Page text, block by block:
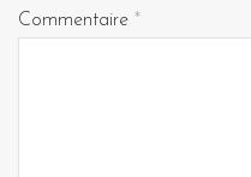
Commentaire *